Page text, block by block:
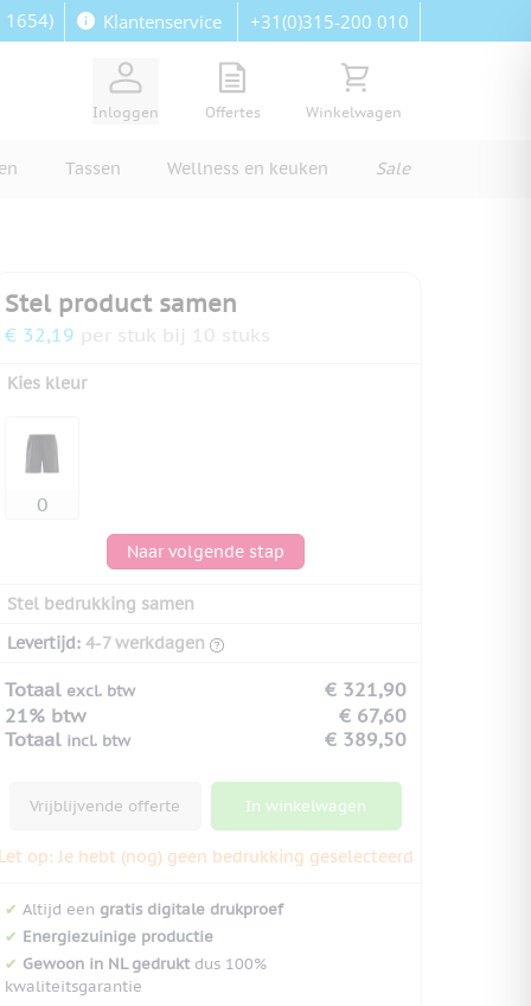
1654) Klantenservice +31(0)315-200 010
Inloggen
View quote, Quote is empty
Offertes
Bekijk winkelwagen,
Winkelwagen
Tassen Wellness en keuken Sale
Stel product samen
€ 32,19 per stuk bij 10 stuks
Kies kleur
Naar volgende stap
Stel bedrukking samen
Levertijd: 4-7 werkdagen
Totaal excl. btw
€ 321,90
21% btw
€ 67,60
Totaal incl. btw € 389,50
Vrijblijvende offerte In winkelwagen
op: Je hebt (nog) geen bedrukking geselecteerd
✔ Altijd een gratis digitale drukproef
✔ Energiezuinige productie
✔ Gewoon in NL gedruktdus 100%
kwaliteitsgarantie